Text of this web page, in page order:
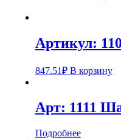
Артикул:
847.51₽ В корзину
Арт: 1111
Подробнее